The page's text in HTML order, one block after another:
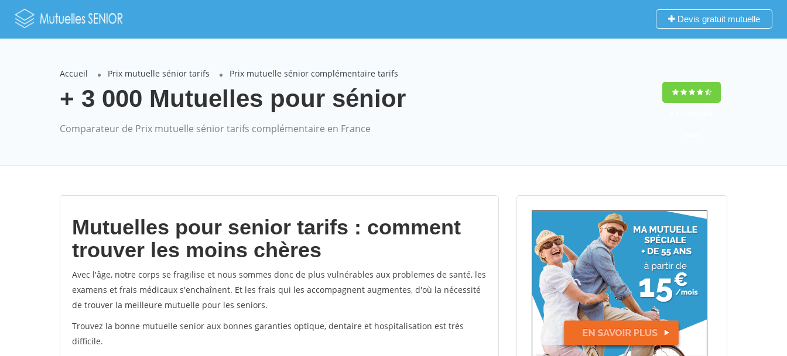
Devis gratuit mutuelle
Accueil Prix mutuelle sénior tarifs Prix mutuelle sénior complémentaire tarifs
+ 3 000 Mutuelles pour sénior
Comparateur de Prix mutuelle sénior tarifs complémentaire en France
Mutuelles pour senior tarifs : comment
trouver les moins chères
Avec l'âge, notre corps se fragilise et nous sommes donc de plus vulnérables aux problemes de santé, les
examens et frais médicaux s'enchaînent. Et les frais qui les accompagnent augmentes, d'où la nécessité
de trouver la meilleure mutuelle pour les seniors.
Trouvez la bonne mutuelle senior aux bonnes garanties optique, dentaire et hospitalisation est très
difficile.